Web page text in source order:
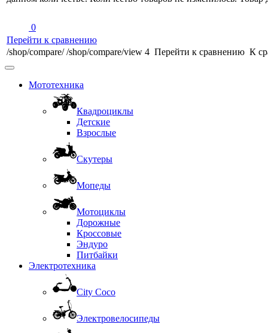
0
Перейти к сравнению
/shop/compare/ /shop/compare/view 4 Перейти к сравнению К
Мототехника
Квадроциклы
Детские
Взрослые
Скутеры
Мопеды
Мотоциклы
Дорожные
Кроссовые
Эндуро
Питбайки
Электротехника
City Coco
Электровелосипеды